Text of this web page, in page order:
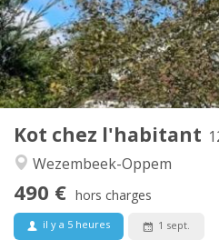
Kot chez l'habitant
Wezembeek-Oppem
490 € hors charges
il y a 5 heures 1 sept.
Chaleureuse,